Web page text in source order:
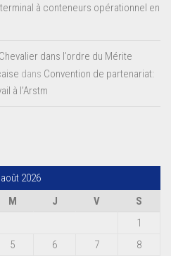
terminal à conteneurs opérationnel en
dans l’ordre du Mérite
dans Convention de partenariat:
à l’Arstm
août 2026
M J V
S
1
5 6 7
8